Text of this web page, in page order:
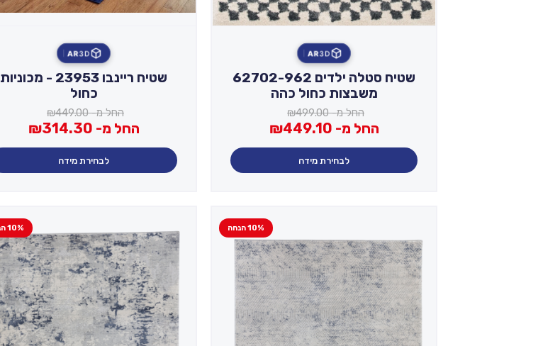
3D
AR
שטיח סטלה ילדים 62702-962
משבצות כחול כהה
החל מ- ₪499.00
החל מ- ₪449.10
לבחירת מידה
3D
AR
שטיח ריינבו 23953 - מכוניות
כחול
החל מ- ₪449.00
החל מ- ₪314.30
לבחירת מידה
10% הנחה 10% הנחה